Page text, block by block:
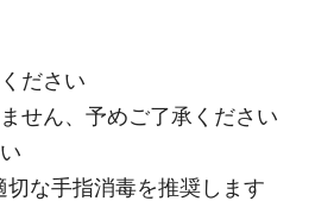
ださい
せん、予めご了承ください
な手指消毒を推奨します